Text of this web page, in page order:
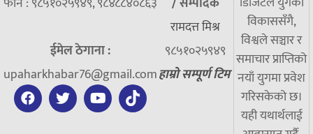
ईमेल ठेगाना :
upaharkhabar76@gmail.com
रामदत्त मिश्र
९८५१०२५९४९
हाम्रो सम्पूर्ण टिम
विकाससँगै,
विश्वले सञ्चार र
समाचार प्राप्तिको
नयाँ युगमा प्रवेश
गरिसकेको छ।
यही यथार्थलाई